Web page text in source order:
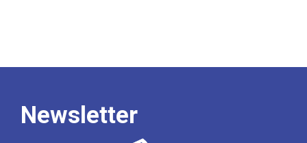
Newsletter